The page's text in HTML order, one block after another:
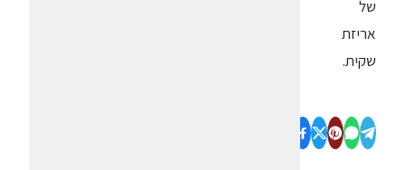
של
אריזת
שקית.